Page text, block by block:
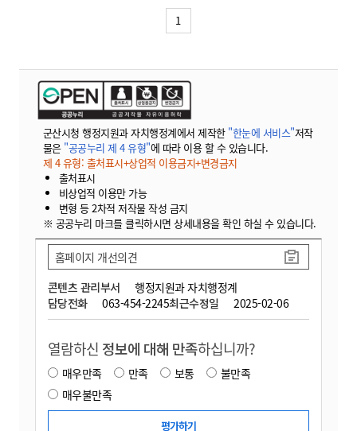
1
군산시청 행정지원과 자치행정계에서 제작한 "한눈에 서비스"저작
물은 "공공누리 제 4 유형"에 따라 이용 할 수 있습니다.
제 4 유형: 출처표시+상업적 이용금지+변경금지
출처표시
비상업적 이용만 가능
변형 등 2차적 저작물 작성 금지
※ 공공누리 마크를 클릭하시면 상세내용을 확인 하실 수 있습니다.
콘텐츠 관리부서
행정지원과 자치행정계
담당전화
063-454-2245최근수정일 2025-02-06
홈페이지 개선의견
열람하신 정보에 대해 만족하십니까?
매우만족 만족 보통
불만족
매우불만족